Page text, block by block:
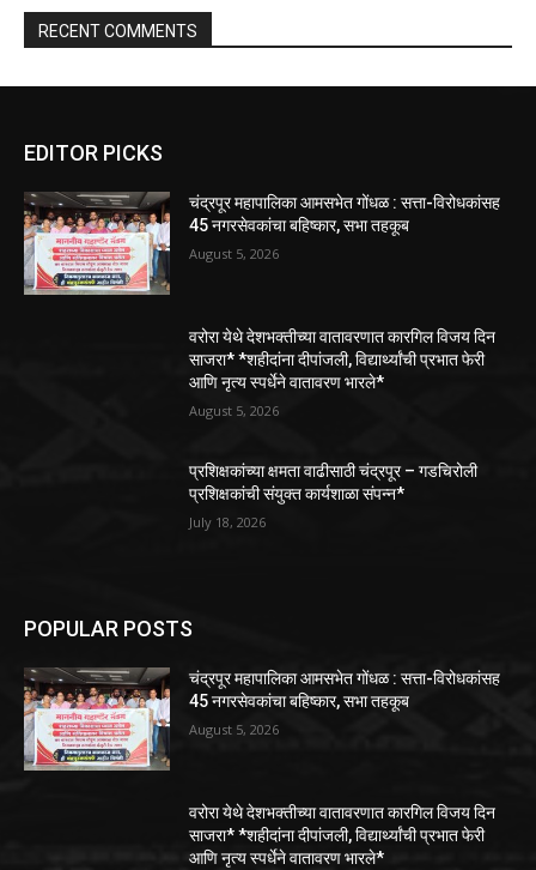
RECENT COMMENTS
EDITOR PICKS
चंद्रपूर महापालिका आमसभेत गोंधळ : सत्ता-विरोधकांसह
45 नगरसेवकांचा बहिष्कार, सभा तहकूब
August 5, 2026
वरोरा येथे देशभक्तीच्या वातावरणात कारगिल विजय दिन
साजरा* *शहीदांना दीपांजली, विद्यार्थ्यांची प्रभात फेरी
आणि नृत्य स्पर्धेने वातावरण भारले*
August 5, 2026
प्रशिक्षकांच्या क्षमता वाढीसाठी चंद्रपूर – गडचिरोली
प्रशिक्षकांची संयुक्त कार्यशाळा संपन्न*
July 18, 2026
POPULAR POSTS
चंद्रपूर महापालिका आमसभेत गोंधळ : सत्ता-विरोधकांसह
45 नगरसेवकांचा बहिष्कार, सभा तहकूब
August 5, 2026
वरोरा येथे देशभक्तीच्या वातावरणात कारगिल विजय दिन
साजरा* *शहीदांना दीपांजली, विद्यार्थ्यांची प्रभात फेरी
आणि नृत्य स्पर्धेने वातावरण भारले*